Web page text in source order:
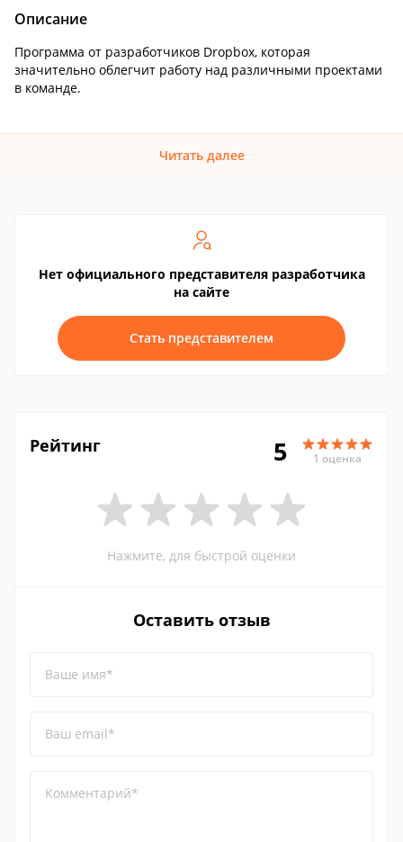
Описание
Программа от разработчиков Dropbox, которая
значительно облегчит работу над различными проектами
в команде.
Читать далее
Нет официального представителя разработчика
на сайте
Стать представителем
Рейтинг 5 1 оценка
Нажмите, для быстрой оценки
Оставить отзыв
Ваше имя*
Ваш email*
Комментарий*